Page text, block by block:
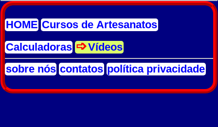
HOME Cursos de Artesanatos
Calculadoras
Vídeos
sobre nós contatos política privacidade